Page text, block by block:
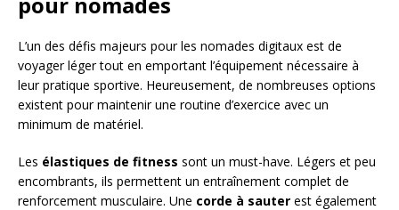
L’un des défis majeurs pour les nomades digitaux est de
voyager léger tout en emportant l’équipement nécessaire à
leur pratique sportive. Heureusement, de nombreuses options
existent pour maintenir une routine d’exercice avec un
minimum de matériel.
Les élastiques de fitness sont un must-have. Légers et peu
encombrants, ils permettent un entraînement complet de
renforcement musculaire. Une corde à sauter est également